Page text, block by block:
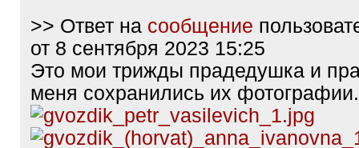
>> Ответ на сообщение
от 8 сентября 2023 15:25
Это мои трижды прадедушка и
меня сохранились их фотографии.